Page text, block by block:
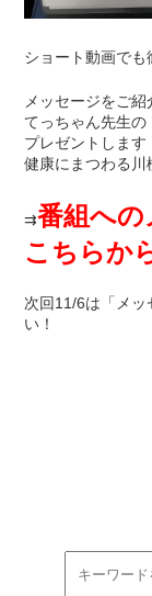
ショート動画でも
メッセージをご紹
てっちゃん先生
プレゼントします
健康にまつわる
⇉番組へ
こちらか
次回11/6は「メッ
い！